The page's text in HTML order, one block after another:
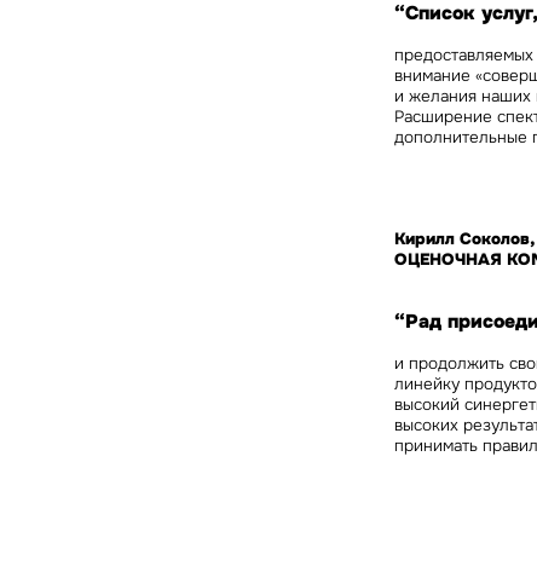
“Список услуг,
внимание
и желания наших
Расширение
дополнительные
Кирилл
ОЦЕНОЧНАЯ
“Рад
и продолжить
линейку
высокий
высоких
принимать